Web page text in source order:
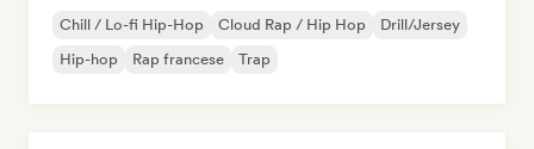
Chill / Lo-fi Hip-Hop Cloud Rap / Hip Hop
Drill/Jersey
Hip-hop
Rap francese Trap